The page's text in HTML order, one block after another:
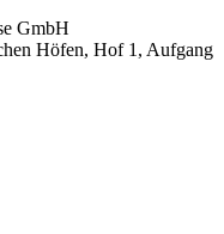
GmbH
Höfen, Hof 1, Aufgang